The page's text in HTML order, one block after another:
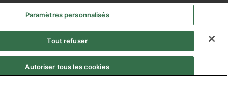
Paramètres personnalisés
Tout refuser
Autoriser tous les cookies